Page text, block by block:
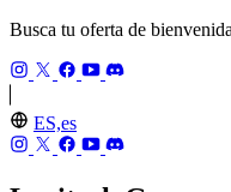
Busca tu oferta de
ES,es